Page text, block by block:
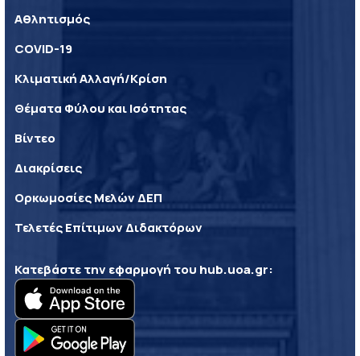
Αθλητισμός
COVID-19
Κλιματική Αλλαγή/Κρίση
Θέματα Φύλου και Ισότητας
Βίντεο
Διακρίσεις
Ορκωμοσίες Μελών ΔΕΠ
Τελετές Επίτιμων Διδακτόρων
Κατεβάστε την εφαρμογή του hub.uoa.gr: